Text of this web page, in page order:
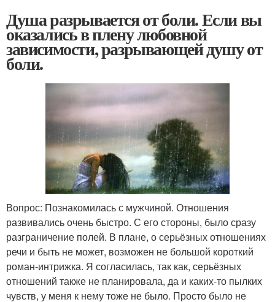
Душа разрывается от боли. Если вы
оказались в плену любовной
зависимости, разрывающей душу от
боли.
Вопрос: Познакомилась с мужчиной. Отношения
развивались очень быстро. С его стороны, было сразу
разграничение полей. В плане, о серьёзных отношениях
речи и быть не может, возможен не большой короткий
роман-интрижка. Я согласилась, так как, серьёзных
отношений также не планировала, да и каких-то пылких
чувств, у меня к нему тоже не было. Просто было не